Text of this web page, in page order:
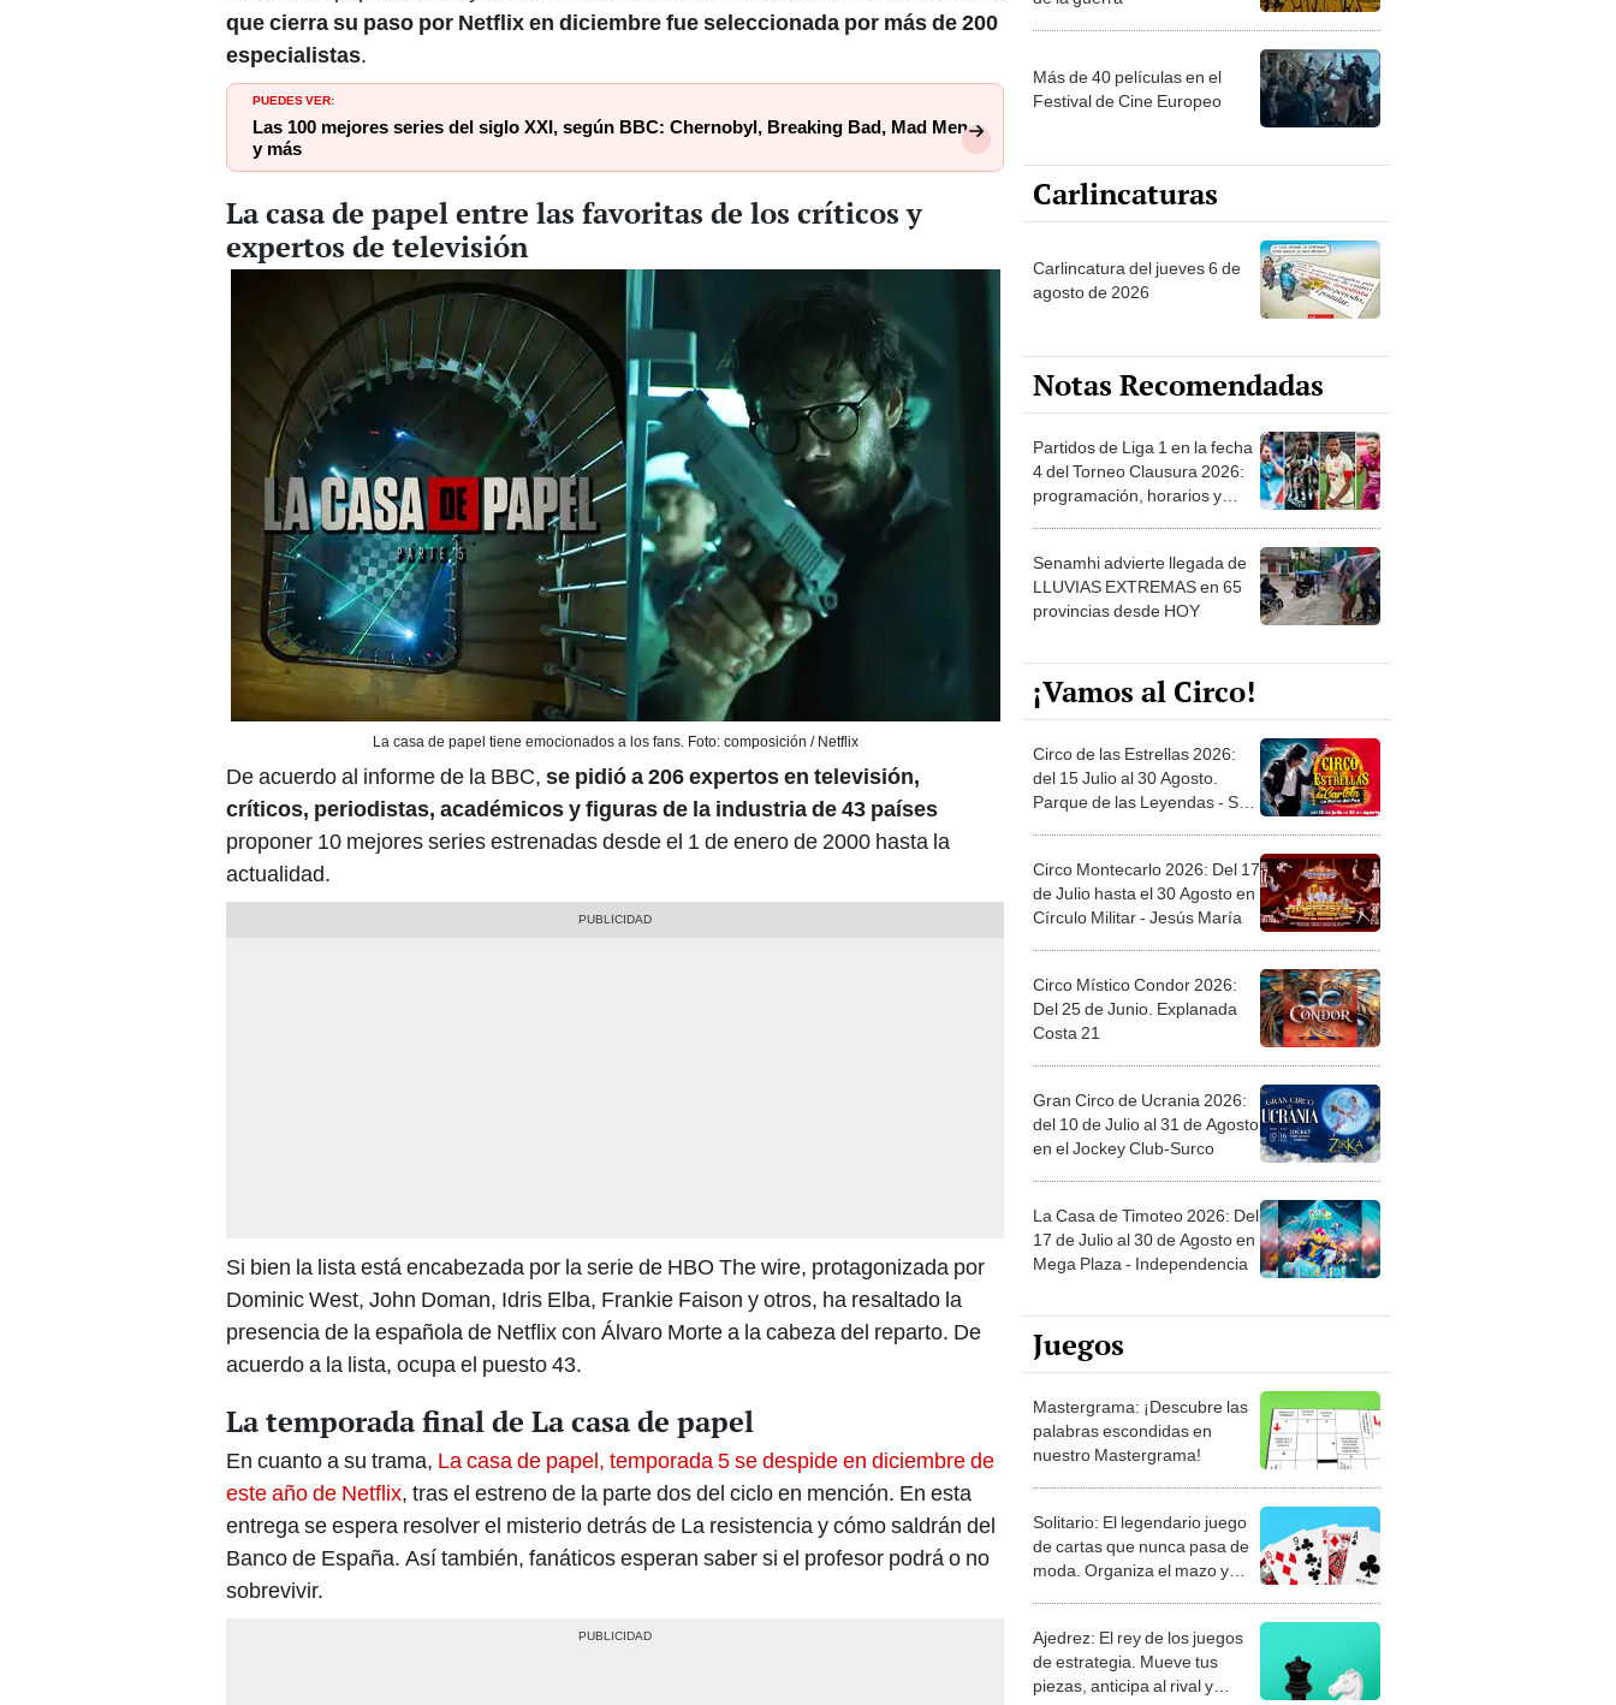
que cierra su paso por Netflix en diciembre fue seleccionada por más de 200
especialistas.
PUEDES VER:
Las 100 mejores series del siglo XXI, según BBC: Chernobyl, Breaking Bad, Mad Men
y más
La casa de papel entre las favoritas de los críticos y
expertos de televisión
La casa de papel tiene emocionados a los fans. Foto: composición / Netflix
De acuerdo al informe de la BBC, se pidió a 206 expertos en televisión,
críticos, periodistas, académicos y figuras de la industria de 43 países
proponer 10 mejores series estrenadas desde el 1 de enero de 2000 hasta la
actualidad.
Si bien la lista está encabezada por la serie de HBO The wire, protagonizada por
Dominic West, John Doman, Idris Elba, Frankie Faison y otros, ha resaltado la
presencia de la española de Netflix con Álvaro Morte a la cabeza del reparto. De
acuerdo a la lista, ocupa el puesto 43.
La temporada final de La casa de papel
En cuanto a su trama, La casa de papel, temporada 5 se despide en diciembre de
este año de Netflix, tras el estreno de la parte dos del ciclo en mención. En esta
entrega se espera resolver el misterio detrás de La resistencia y cómo saldrán del
Banco de España. Así también, fanáticos esperan saber si el profesor podrá o no
sobrevivir.
Más de 40 películas en el
Festival de Cine Europeo
Carlincaturas
Carlincatura del jueves 6 de
agosto de 2026
Notas Recomendadas
Partidos de Liga 1 en la fecha
4 del Torneo Clausura 2026:
programación, horarios y
Senamhi advierte llegada de
LLUVIAS EXTREMAS en 65
provincias desde HOY
¡Vamos al Circo!
Circo de las Estrellas 2026:
del 15 Julio al 30 Agosto.
Parque de las Leyendas - San
Circo Montecarlo 2026: Del 17
de Julio hasta el 30 Agosto en
Círculo Militar - Jesús María
Circo Místico Condor 2026:
Del 25 de Junio. Explanada
Costa 21
Gran Circo de Ucrania 2026:
del 10 de Julio al 31 de Agosto
en el Jockey Club-Surco
La Casa de Timoteo 2026: Del
17 de Julio al 30 de Agosto en
Mega Plaza - Independencia
Juegos
Mastergrama: ¡Descubre las
palabras escondidas en
nuestro Mastergrama!
Solitario: El legendario juego
de cartas que nunca pasa de
moda. Organiza el mazo y
Ajedrez: El rey de los juegos
de estrategia. Mueve tus
piezas, anticipa al rival y